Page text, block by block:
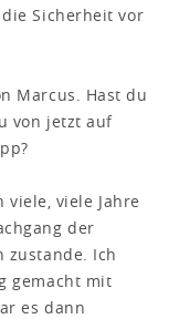
Sicherheit vor
Marcus. Hast du
von jetzt auf
viele, viele Jahre
der
zustande. Ich
gemacht mit
es dann